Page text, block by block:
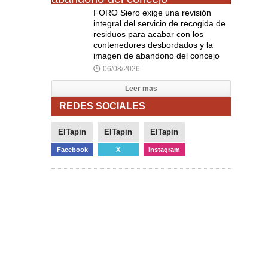
FORO Siero exige una revisión
integral del servicio de recogida de
residuos para acabar con los
contenedores desbordados y la
imagen de abandono del concejo
🕔 06/08/2026
Leer mas
REDES SOCIALES
ElTapin
Facebook
ElTapin
X
ElTapin
Instagram